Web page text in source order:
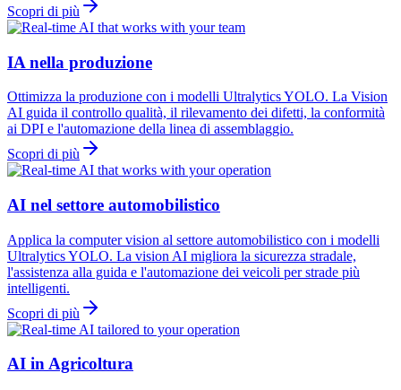
Scopri di più
IA nella produzione
Ottimizza la produzione con i modelli Ultralytics YOLO. La Vision
AI guida il controllo qualità, il rilevamento dei difetti, la conformità
ai DPI e l'automazione della linea di assemblaggio.
Scopri di più
AI nel settore automobilistico
Applica la computer vision al settore automobilistico con i modelli
Ultralytics YOLO. La vision AI migliora la sicurezza stradale,
l'assistenza alla guida e l'automazione dei veicoli per strade più
intelligenti.
Scopri di più
AI in Agricoltura